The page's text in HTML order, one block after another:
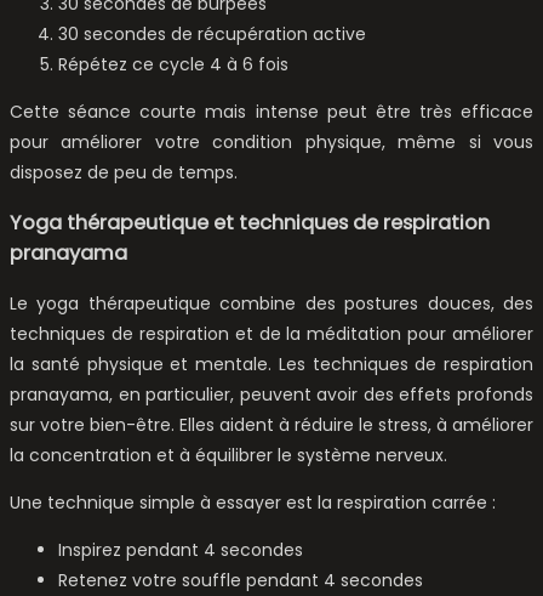
30 secondes de récupération active
Répétez ce cycle 4 à 6 fois
Cette séance courte mais intense peut être très efficace
pour améliorer votre condition physique, même si vous
disposez de peu de temps.
Yoga thérapeutique et techniques de respiration
pranayama
Le yoga thérapeutique combine des postures douces, des
techniques de respiration et de la méditation pour améliorer
la santé physique et mentale. Les techniques de respiration
pranayama, en particulier, peuvent avoir des effets profonds
sur votre bien-être. Elles aident à réduire le stress, à améliorer
la concentration et à équilibrer le système nerveux.
Une technique simple à essayer est la respiration carrée :
Inspirez pendant 4 secondes
Retenez votre souffle pendant 4 secondes